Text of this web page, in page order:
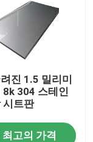
진 1.5 밀리미
8k 304 스테인
시트판
최고의 가격